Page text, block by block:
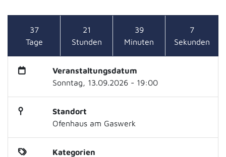
37
Tage
21
Stunden
39
Minuten
7
Sekunden
Veranstaltungsdatum
Sonntag, 13.09.2026 - 19:00
Standort
Ofenhaus am Gaswerk
Kategorien